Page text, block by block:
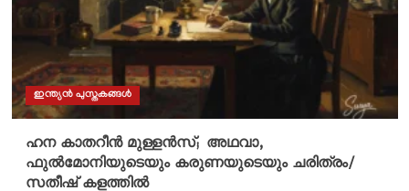
ഇന്ത്യൻ പുസ്തകങ്ങൾ
ഹന കാതറീൻ മുള്ളൻസ്; അഥവാ,
ഫുൽമോനിയുടെയും കരുണയുടെയും ചരിത്രം/
സതീഷ് കളത്തിൽ